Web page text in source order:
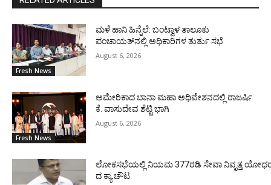
Fresh News
ಮಳೆ ಹಾನಿ ಹಿನ್ನೆಲೆ: ಬಂಟ್ವಾಳ ತಾಲೂಕು
ಪಂಚಾಯತ್‌ನಲ್ಲಿ ಅಧಿಕಾರಿಗಳ ತುರ್ತು ಸಭೆ
August 6, 2026
Fresh News
ಅಮೇರಿಕಾದ ಬಾನಾ ಮಹಾ ಅಧಿವೇಶನದಲ್ಲಿ ರಾಜರ್ಷಿ
ಕೆ. ವಾಸುದೇವ ಶೆಟ್ಟಿ ಭಾಗಿ
August 6, 2026
ಲೋಕಸಭೆಯಲ್ಲಿ ನಿಯಮ 377ರಡಿ ಸೇವಾ ನಿವೃತ್ತ ಯೋಧರ
ದ ಕ್ಯಾ.ಚೌಟ